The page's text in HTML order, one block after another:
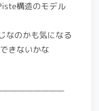
構造のモデル
なのかも気になる
きないかな